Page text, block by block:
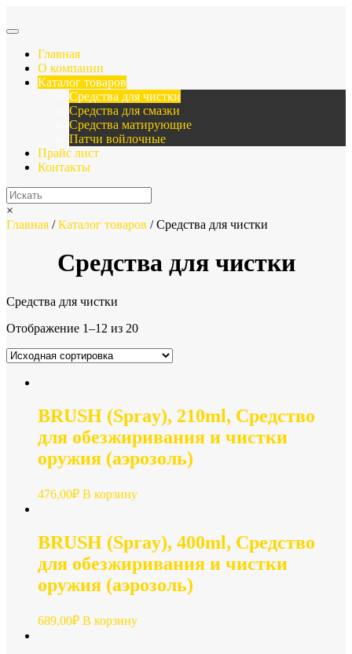
Главная
О компании
Каталог товаров
Средства для чистки
Средства для смазки
Средства матирующие
Патчи войлочные
Прайс лист
Контакты
×
Главная /Каталог товаров / Средства для чистки
Средства для чистки
Средства для чистки
Отображение 1–12 из 20
BRUSH (Spray), 210ml, Средство
для обезжиривания и чистки
оружия (аэрозоль)
476,00₽ В корзину
BRUSH (Spray), 400ml, Средство
для обезжиривания и чистки
оружия (аэрозоль)
689,00₽ В корзину